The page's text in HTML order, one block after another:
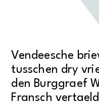
Vendeesche
tusschen dry
den Burggraef
Fransch